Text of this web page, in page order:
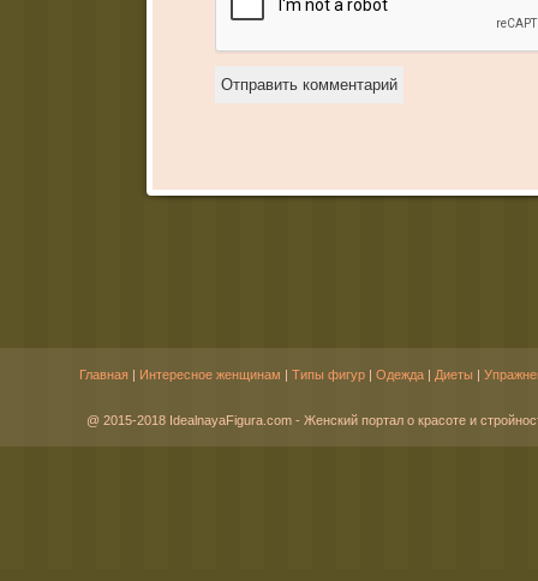
Главная | Интересное женщинам | Типы фигур | Одежда | Диеты |
@ 2015-2018 IdealnayaFigura.com - Женский портал о красоте и